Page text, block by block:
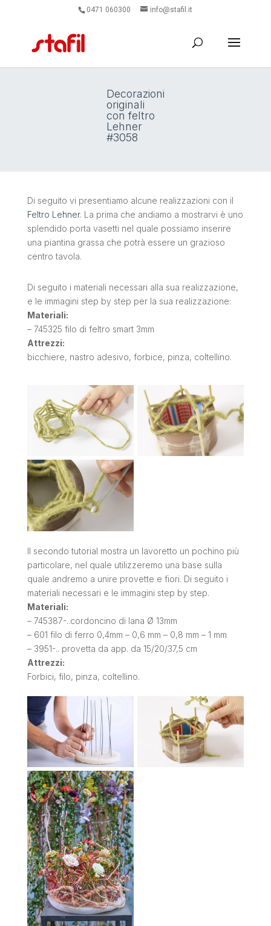
0471 060300 info@stafil.it
Decorazioni
originali
con feltro
Lehner
#3058
Di seguito vi presentiamo alcune realizzazioni con il
Feltro Lehner. La prima che andiamo a mostrarvi è uno
splendido porta vasetti nel quale possiamo inserire
una piantina grassa che potrà essere un grazioso
centro tavola.
Di seguito i materiali necessari alla sua realizzazione,
e le immagini step by step per la sua realizzazione:
Materiali:
– 745325 filo di feltro smart 3mm
Attrezzi:
bicchiere, nastro adesivo, forbice, pinza, coltellino.
Il secondo tutorial mostra un lavoretto un pochino più
particolare, nel quale utilizzeremo una base sulla
quale andremo a unire provette e fiori. Di seguito i
materiali necessari e le immagini step by step.
Materiali:
– 745387-..cordoncino di lana Ø 13mm
– 601 filo di ferro 0,4mm – 0,6 mm – 0,8 mm – 1 mm
– 3951-.. provetta da app. da 15/20/37,5 cm
Attrezzi:
Forbici, filo, pinza, coltellino.